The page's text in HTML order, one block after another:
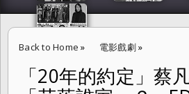
Back to Home » 電影戲劇»
「20年的約定」蔡凡熙、邱昊奇、仲思
「20年的約定」蔡